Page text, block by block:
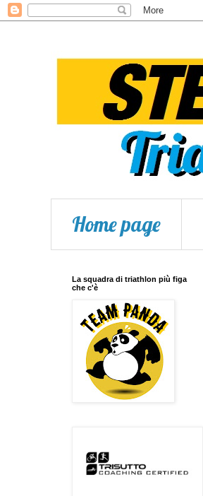
Home page
La squadra di triathlon più figa
che c'è